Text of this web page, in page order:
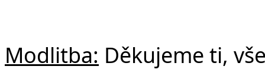
Modlitba: Děkujeme ti,